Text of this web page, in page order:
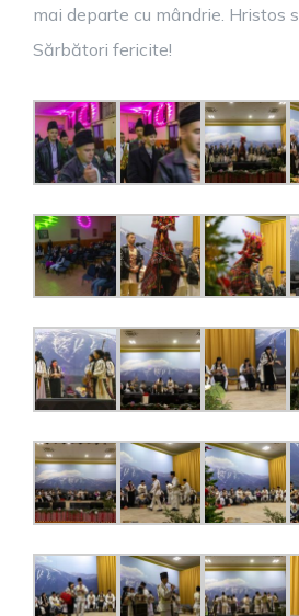
mai departe cu mândrie. Hristos
Sărbători fericite!